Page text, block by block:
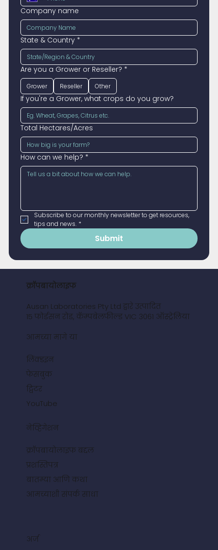
Company name
State & Country *
Are you a Grower or Reseller? *
Grower Reseller Other
If you're a Grower, what crops do you grow?
Total Hectares/Acres
How can we help? *
Subscribe to our monthly newsletter to get resources,
tips and news. *
Submit
क्रॉपबायोलाइफ
Ausan Laboratories Pty Ltd द्वारे उत्पादित
15 फोर्डसन रोड, कॅम्पबेलफील्ड VIC 3061 ऑस्ट्रेलिया
आमच्या मागे या
लिंक्डइन
फेसबुक
ट्विटर
YouTube
नेव्हिगेशन
क्रॉपबायोलाइफ बद्दल
प्रशस्तिपत्र
बातम्या आणि कथा
आमच्याशी संपर्क साधा
अर्ज